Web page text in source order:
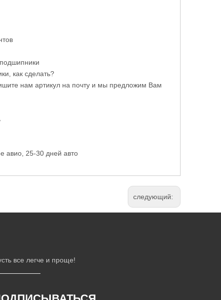
как сделать?
нам артикул на почту и мы предложим Вам
авио, 25-30 дней авто
следующий:
все легче и проще!